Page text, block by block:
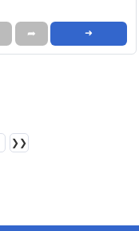
➦ ➜
❯❯